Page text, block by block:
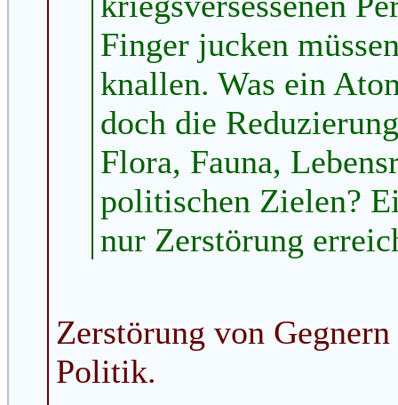
Finger jucken
knallen. Was ein
doch die
Flora, Fauna,
politischen Zielen?
nur Zerstörung
Zerstörung von
Politik.